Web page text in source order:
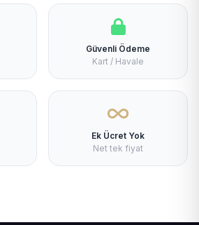
Güvenli Ödeme
Kart / Havale
Ek Ücret Yok
Net tek fiyat